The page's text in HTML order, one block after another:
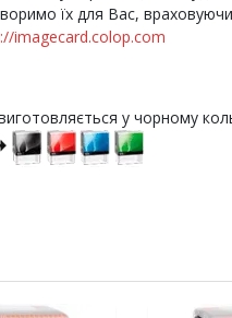
їх для Вас,
imagecard.colop.com
у чорному